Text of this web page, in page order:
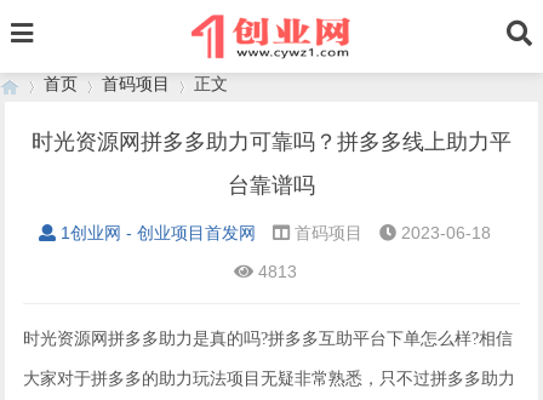
首页 首码项目 正文
时光资源网拼多多助力可靠吗？拼多多线上助力平
台靠谱吗
1创业网 - 创业项目首发网 首码项目
2023-06-18
4813
时光资源网拼多多助力是真的吗?拼多多互助平台下单怎么样?相信
大家对于拼多多的助力玩法项目无疑非常熟悉，只不过拼多多助力